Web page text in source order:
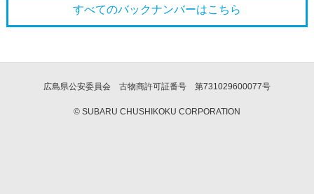
すべてのバックナンバーはこちら
広島県公安委員会 古物商許可証番号 第731029600077号
© SUBARU CHUSHIKOKU CORPORATION